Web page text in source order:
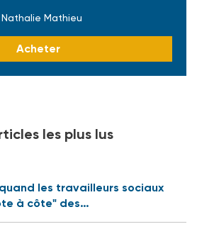
Mathieu
Acheter
les plus lus
les travailleurs sociaux
à côte" des…